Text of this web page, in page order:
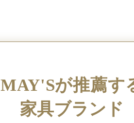
MAY'Sが推薦す
家具ブランド